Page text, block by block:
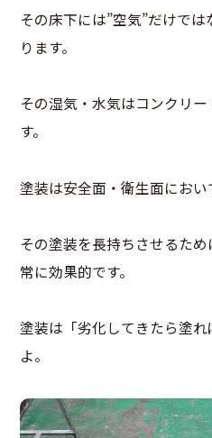
その床下には”空気”だけで
ります。
その湿気・水気はコンクリ
す。
塗装は安全面・衛生面におい
その塗装を長持ちさせるた
常に効果的です。
塗装は「劣化してきたら塗
よ。